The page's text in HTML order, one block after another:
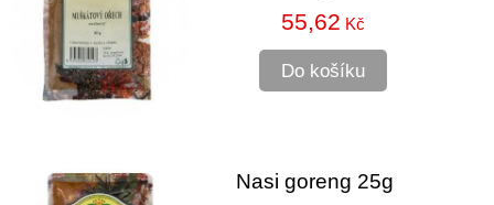
55,62 Kč
Do košíku
Nasi goreng 25g